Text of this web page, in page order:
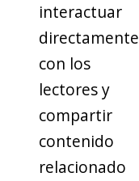
interactuar
directamente
con los
lectores y
compartir
contenido
relacionado